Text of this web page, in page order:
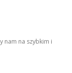
nam na szybkim i